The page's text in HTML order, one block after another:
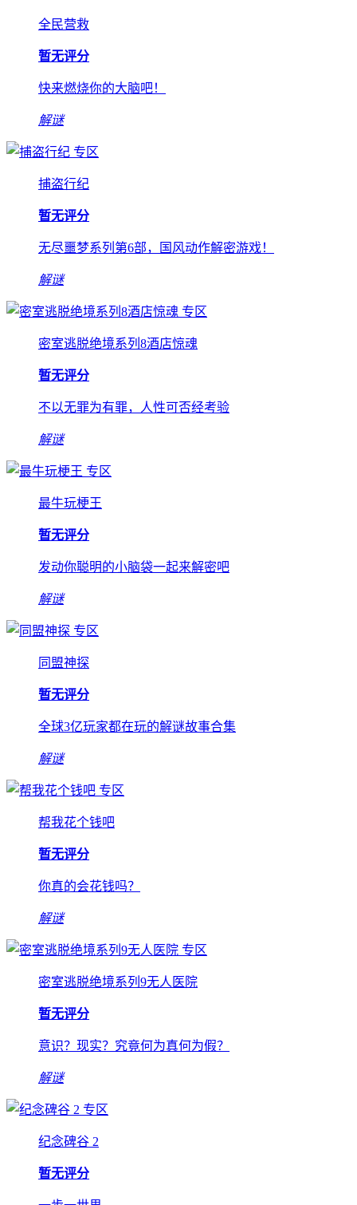
全民营救
暂无评分
快来燃烧你的大脑吧！
解谜
专区
捕盗行纪
暂无评分
无尽噩梦系列第6部，国风动作解密游戏！
解谜
专区
密室逃脱绝境系列8酒店惊魂
暂无评分
不以无罪为有罪，人性可否经考验
解谜
专区
最牛玩梗王
暂无评分
发动你聪明的小脑袋一起来解密吧
解谜
专区
同盟神探
暂无评分
全球3亿玩家都在玩的解谜故事合集
解谜
专区
帮我花个钱吧
暂无评分
你真的会花钱吗？
解谜
专区
密室逃脱绝境系列9无人医院
暂无评分
意识？现实？究竟何为真何为假？
解谜
专区
纪念碑谷 2
暂无评分